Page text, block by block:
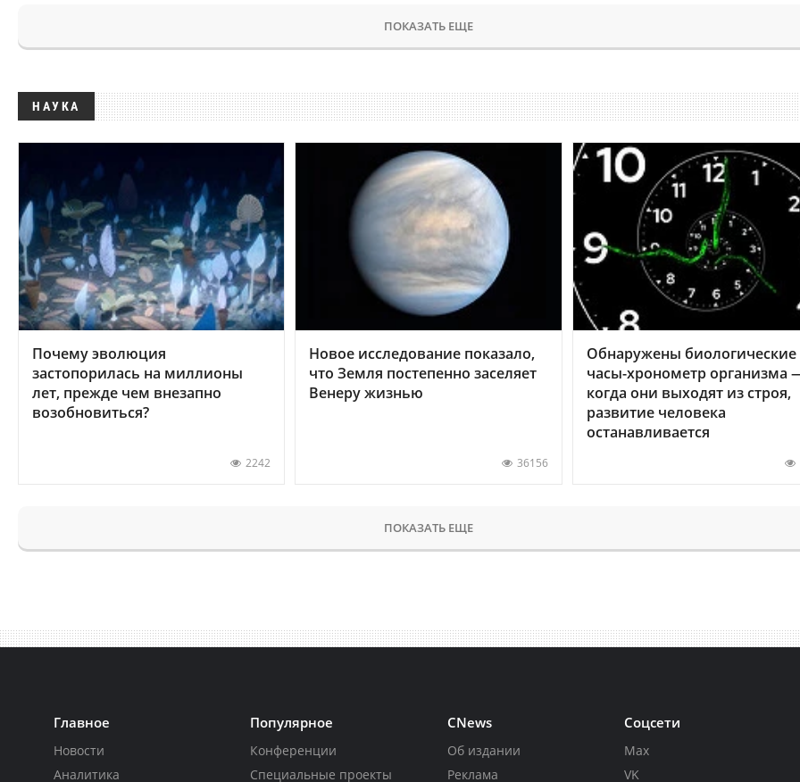
ПОКАЗАТЬ ЕЩЕ
НАУКА
Почему эволюция
застопорилась на миллионы
лет, прежде чем внезапно
возобновиться?
2242
Новое исследование показало,
что Земля постепенно заселяет
Венеру жизнью
36156
Обнаружены биологические
часы-хронометр организма
когда они выходят из строя,
развитие человека
останавливается
ПОКАЗАТЬ ЕЩЕ
Главное
Новости
Аналитика
Популярное
Конференции
Специальные проекты
CNews
Об издании
Реклама
Соцсети
Max
VK